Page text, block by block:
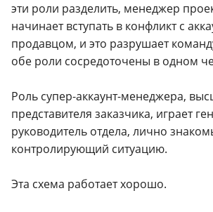
эти роли разделить, менеджер
начинает вступать в конфликт с
продавцом, и это разрушает
обе роли сосредоточены в одном
Роль супер-аккаунт-менеджера,
представителя заказчика, играет
руководитель отдела, лично
контролирующий ситуацию.
Эта схема работает хорошо.